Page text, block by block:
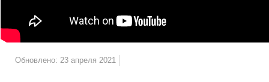
Обновлено: 23 апреля 2021